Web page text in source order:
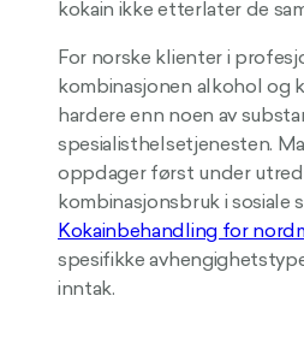
kokain ikke etterlater de
For norske klienter i
kombinasjonen alkohol og
hardere enn noen av
spesialisthelsetjenesten.
oppdager først under
kombinasjonsbruk i sosiale
Kokainbehandling for
spesifikke
inntak.